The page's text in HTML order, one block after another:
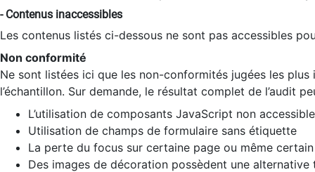
- Contenus inaccessibles
Les contenus listés ci-dessous ne sont pas accessibles
Non conformité
Ne sont listées ici que les non-conformités jugées les
l’échantillon. Sur demande, le résultat complet de l’audit
L’utilisation de composants JavaScript non
Utilisation de champs de formulaire sans étiquette
La perte du focus sur certaine page ou même
Des images de décoration possèdent une alternative